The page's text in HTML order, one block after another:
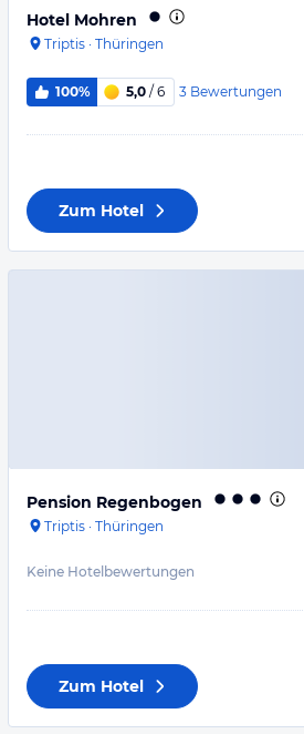
Hotel Mohren
Triptis · Thüringen
100% 5,0 / 6 3 Bewertungen
Zum Hotel
Pension Regenbogen
Triptis · Thüringen
Keine Hotelbewertungen
Zum Hotel